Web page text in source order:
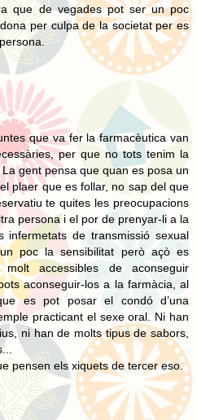
que de vegades pot ser un poc
per culpa de la societat per es
que va fer la farmacèutica van
per que no tots tenim la
gent pensa que quan es posa un
plaer que es follar, no sap del que
te quites les preocupacions
persona i el por de prenyar-li a la
infermetats de transmissió sexual
poc la sensibilitat però açò es
accessibles de aconseguir
aconseguir-los a la farmàcia, al
es pot posar el condó d’una
practicant el sexe oral. Ni han
ni han de molts tipus de sabors,
pensen els xiquets de tercer eso.